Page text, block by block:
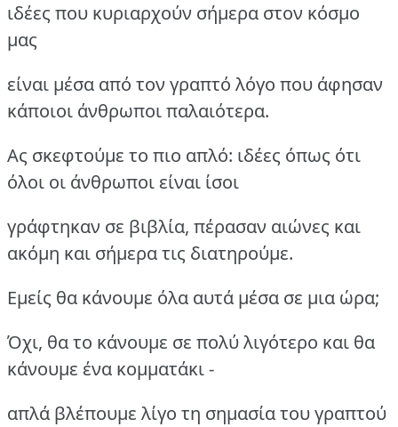
ιδέες που κυριαρχούν σήμερα στον κόσμο
μας
είναι μέσα από τον γραπτό λόγο που άφησαν
κάποιοι άνθρωποι παλαιότερα.
Ας σκεφτούμε το πιο απλό: ιδέες όπως ότι
όλοι οι άνθρωποι είναι ίσοι
γράφτηκαν σε βιβλία, πέρασαν αιώνες και
ακόμη και σήμερα τις διατηρούμε.
Εμείς θα κάνουμε όλα αυτά μέσα σε μια ώρα;
Όχι, θα το κάνουμε σε πολύ λιγότερο και θα
κάνουμε ένα κομματάκι -
απλά βλέπουμε λίγο τη σημασία του γραπτού